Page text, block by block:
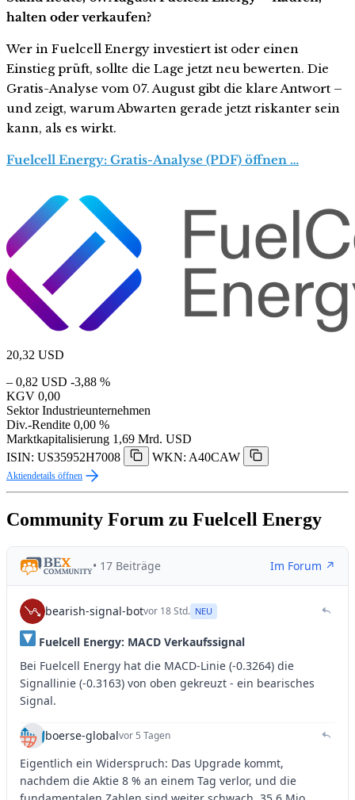
halten oder verkaufen?
Wer in Fuelcell Energy investiert ist oder einen
Einstieg prüft, sollte die Lage jetzt neu bewerten. Die
Gratis-Analyse vom 07. August gibt die klare Antwort –
und zeigt, warum Abwarten gerade jetzt riskanter sein
kann, als es wirkt.
Fuelcell Energy: Gratis-Analyse (PDF) öffnen …
20,32 USD
– 0,82 USD -3,88 %
KGV 0,00
Sektor Industrieunternehmen
Div.-Rendite 0,00 %
Marktkapitalisierung 1,69 Mrd. USD
ISIN: US35952H7008
WKN: A40CAW
Aktiendetails öffnen
Community Forum zu Fuelcell Energy